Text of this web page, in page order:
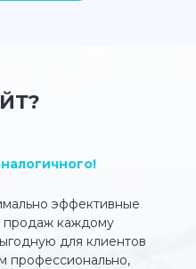
эффективные
продаж каждому
для клиентов
профессионально,